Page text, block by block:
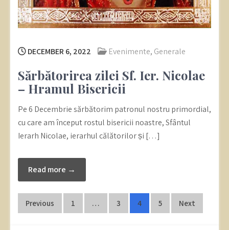
DECEMBER 6, 2022 Evenimente, Generale
Sărbătorirea zilei Sf. Ier. Nicolae
– Hramul Bisericii
Pe 6 Decembrie sărbătorim patronul nostru primordial,
cu care am început rostul bisericii noastre, Sfântul
Ierarh Nicolae, ierarhul călătorilor și […]
Read more →
Posts
Previous 1 … 3 4 5 Next